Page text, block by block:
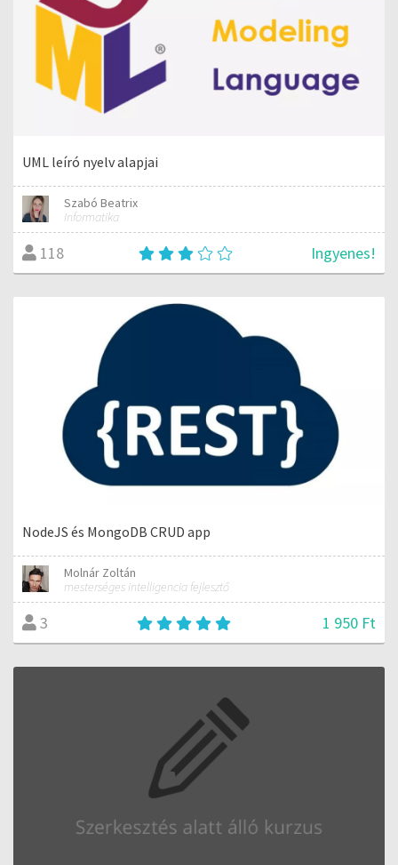
UML leíró nyelv alapjai
Szabó Beatrix
Informatika
118 Ingyenes!
NodeJS és MongoDB CRUD app
Molnár Zoltán
mesterséges intelligencia fejlesztő
3 1 950 Ft